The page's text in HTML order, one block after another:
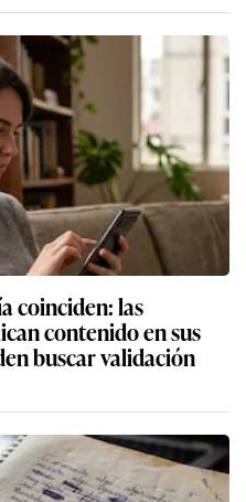
coinciden: las
contenido en sus
buscar validación